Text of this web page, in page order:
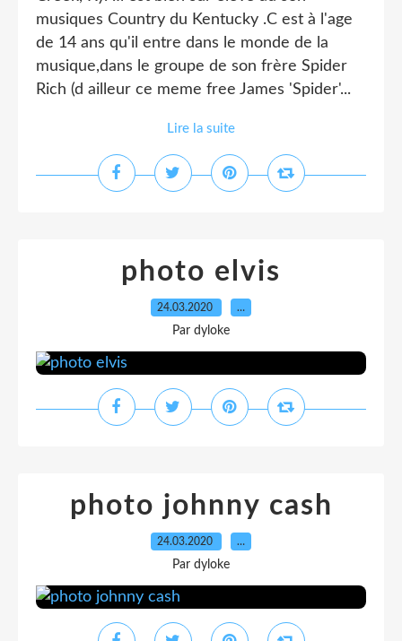
musiques Country du Kentucky .C est à l'age
de 14 ans qu'il entre dans le monde de la
musique,dans le groupe de son frère Spider
Rich (d ailleur ce meme free James 'Spider'...
Lire la suite
photo elvis
24.03.2020 …
Par dyloke
photo johnny cash
24.03.2020 …
Par dyloke